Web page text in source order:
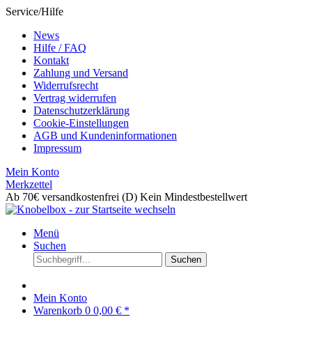
Service/Hilfe
News
Hilfe / FAQ
Kontakt
Zahlung und Versand
Widerrufsrecht
Vertrag widerrufen
Datenschutzerklärung
Cookie-Einstellungen
AGB und Kundeninformationen
Impressum
Mein Konto
Merkzettel
Ab 70€ versandkostenfrei (D) Kein Mindestbestellwert
Menü
Suchen
Suchen
Mein Konto
Warenkorb 0 0,00 € *